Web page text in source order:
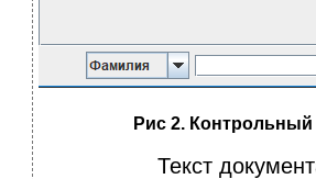
Рис 2.
Текст